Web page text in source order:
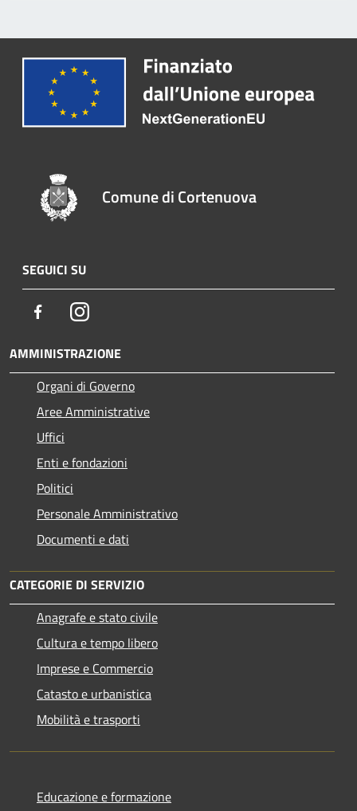
Comune di Cortenuova
SEGUICI SU
FacebookInstagram
AMMINISTRAZIONE
Organi di Governo
Aree Amministrative
Uffici
Enti e fondazioni
Politici
Personale Amministrativo
Documenti e dati
CATEGORIE DI SERVIZIO
Anagrafe e stato civile
Cultura e tempo libero
Imprese e Commercio
Catasto e urbanistica
Mobilità e trasporti
Educazione e formazione